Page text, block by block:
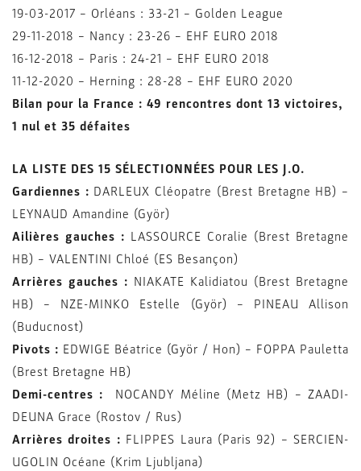
19-03-2017 – Orléans : 33-21 – Golden League
29-11-2018 – Nancy : 23-26 – EHF EURO 2018
16-12-2018 – Paris : 24-21 – EHF EURO 2018
11-12-2020 – Herning : 28-28 – EHF EURO 2020
Bilan pour la France : 49 rencontres dont 13 victoires,
1 nul et 35 défaites
LA LISTE DES 15 SÉLECTIONNÉES POUR LES J.O.
Gardiennes : DARLEUX Cléopatre (Brest Bretagne HB) –
LEYNAUD Amandine (Györ)
Ailières gauches : LASSOURCE Coralie (Brest Bretagne
HB) – VALENTINI Chloé (ES Besançon)
Arrières gauches : NIAKATE Kalidiatou (Brest Bretagne
HB) – NZE-MINKO Estelle (Györ) – PINEAU Allison
(Buducnost)
Pivots : EDWIGE Béatrice (Györ / Hon) – FOPPA Pauletta
(Brest Bretagne HB)
Demi-centres : NOCANDY Méline (Metz HB) – ZAADI-
DEUNA Grace (Rostov / Rus)
Arrières droites : FLIPPES Laura (Paris 92) – SERCIEN-
UGOLIN Océane (Krim Ljubljana)